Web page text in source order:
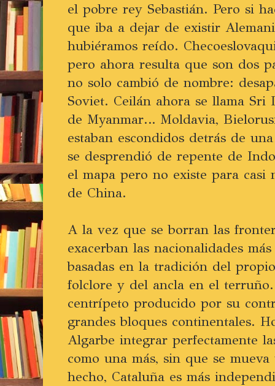
el pobre rey Sebastián. Pero si
que iba a dejar de existir
hubiéramos reído.
pero ahora resulta que son dos
no solo cambió de nombre:
Soviet. Ceilán ahora se llama
de Myanmar… Moldavia,
estaban escondidos detrás de
se desprendió de repente de
el mapa pero no existe para casi
de China.
A la vez que se borran las
exacerban las nacionalidades
basadas en la tradición del
folclore y del ancla en el
centrípeto producido por su
grandes bloques continentales.
Algarbe integrar perfectamente
como una más, sin que se
hecho, Cataluña es más